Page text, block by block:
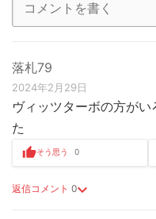
落札79
2024年2月29日
ヴィッツターボの方が
た
返信コメント 0
そう思う 0